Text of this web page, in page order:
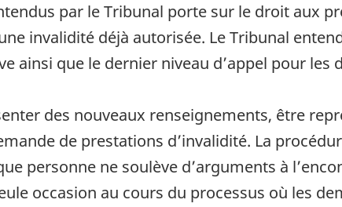
par le Tribunal porte sur le droit aux
invalidité déjà autorisée. Le Tribunal
ainsi que le dernier niveau d’appel pour
des nouveaux renseignements, être
de prestations d’invalidité. La
personne ne soulève d’arguments à
occasion au cours du processus où les